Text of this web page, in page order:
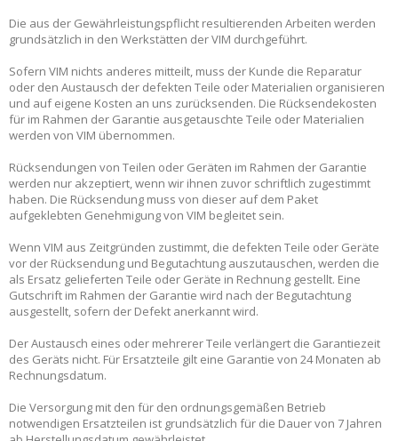
Die aus der Gewährleistungspflicht resultierenden Arbeiten werden
grundsätzlich in den Werkstätten der VIM durchgeführt.
Sofern VIM nichts anderes mitteilt, muss der Kunde die Reparatur
oder den Austausch der defekten Teile oder Materialien organisieren
und auf eigene Kosten an uns zurücksenden. Die Rücksendekosten
für im Rahmen der Garantie ausgetauschte Teile oder Materialien
werden von VIM übernommen.
Rücksendungen von Teilen oder Geräten im Rahmen der Garantie
werden nur akzeptiert, wenn wir ihnen zuvor schriftlich zugestimmt
haben. Die Rücksendung muss von dieser auf dem Paket
aufgeklebten Genehmigung von VIM begleitet sein.
Wenn VIM aus Zeitgründen zustimmt, die defekten Teile oder Geräte
vor der Rücksendung und Begutachtung auszutauschen, werden die
als Ersatz gelieferten Teile oder Geräte in Rechnung gestellt. Eine
Gutschrift im Rahmen der Garantie wird nach der Begutachtung
ausgestellt, sofern der Defekt anerkannt wird.
Der Austausch eines oder mehrerer Teile verlängert die Garantiezeit
des Geräts nicht. Für Ersatzteile gilt eine Garantie von 24 Monaten ab
Rechnungsdatum.
Die Versorgung mit den für den ordnungsgemäßen Betrieb
notwendigen Ersatzteilen ist grundsätzlich für die Dauer von 7 Jahren